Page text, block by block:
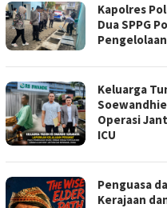
Kapolres
Dua SPPG
Keluarga
Operasi
ICU
Penguasa
Kerajaan